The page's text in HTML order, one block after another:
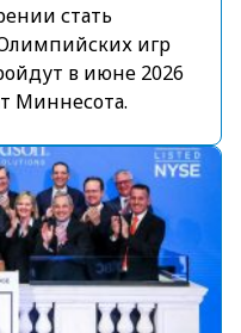
стать
игр
в июне 2026
Миннесота.